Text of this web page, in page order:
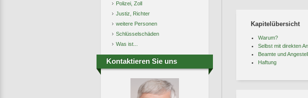
Polizei, Zoll
Justiz, Richter
weitere Personen
Schlüsselschäden
Was ist...
Kontaktieren Sie uns
Kapitelübersicht
Warum?
Selbst mit direkten
Beamte und
Haftung